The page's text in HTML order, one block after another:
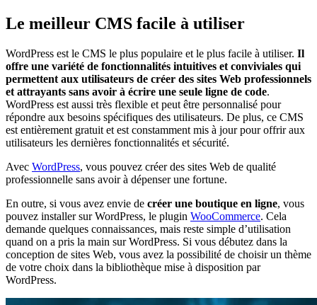
Le meilleur CMS facile à utiliser
WordPress est le CMS le plus populaire et le plus facile à utiliser. Il
offre une variété de fonctionnalités intuitives et conviviales qui
permettent aux utilisateurs de créer des sites Web professionnels
et attrayants sans avoir à écrire une seule ligne de code.
WordPress est aussi très flexible et peut être personnalisé pour
répondre aux besoins spécifiques des utilisateurs. De plus, ce CMS
est entièrement gratuit et est constamment mis à jour pour offrir aux
utilisateurs les dernières fonctionnalités et sécurité.
Avec WordPress, vous pouvez créer des sites Web de qualité
professionnelle sans avoir à dépenser une fortune.
En outre, si vous avez envie de créer une boutique en ligne, vous
pouvez installer sur WordPress, le plugin WooCommerce. Cela
demande quelques connaissances, mais reste simple d’utilisation
quand on a pris la main sur WordPress. Si vous débutez dans la
conception de sites Web, vous avez la possibilité de choisir un thème
de votre choix dans la bibliothèque mise à disposition par
WordPress.